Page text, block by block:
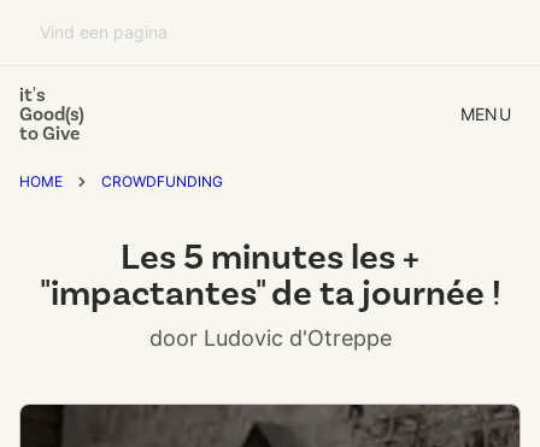
it's
Good(s)
to Give
MENU
HOME CROWDFUNDING
Les 5 minutes les +
"impactantes" de ta journée !
door Ludovic d'Otreppe